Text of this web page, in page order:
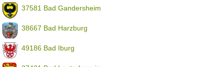
37581 Bad Gandersheim
38667 Bad Harzburg
49186 Bad Iburg